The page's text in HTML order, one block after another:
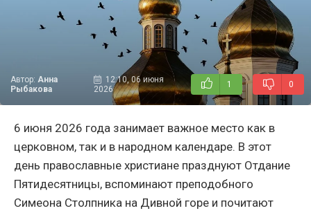
Автор: Анна
Рыбакова
12:10, 06 июня
2026
1 0
6 июня 2026 года занимает важное место как в
церковном, так и в народном календаре. В этот
день православные христиане празднуют Отдание
Пятидесятницы, вспоминают преподобного
Симеона Столпника на Дивной горе и почитают